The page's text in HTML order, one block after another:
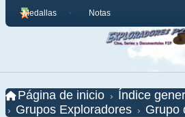
Medallas Notas
Página de inicio
Índice
Grupos Exploradores
Grupo